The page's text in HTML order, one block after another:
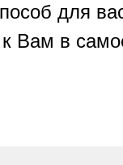
для
Вам в